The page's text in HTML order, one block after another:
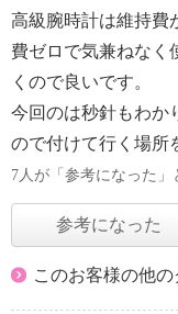
高級腕時計は維持費
費ゼロで気兼ねなく
くので良いです。
今回のは秒針もわか
ので付けて行く場所
7人が「参考になった」
参考になった
このお客様の他